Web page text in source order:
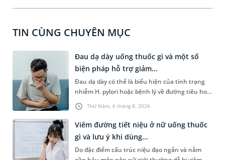
TIN CÙNG CHUYÊN MỤC
Thứ Năm, 6 tháng 8, 2026
Đau dạ dày uống thuốc gì và một số
biện pháp hỗ trợ giảm...
Đau dạ dày có thể là biểu hiện của tình trạng
nhiễm H. pylori hoặc bệnh lý về đường tiêu hoá
khác. Dựa theo nguyên nhân cụ thể, bác sĩ sẽ
cân nhắc chỉ định phương pháp điều trị, loại
thuốc giảm đau phù hợp. Nếu chưa biết người
bị đau dạ dày uống thuốc gì, bạn đọc có thể
tham khảo thông tin trong bài viết sau.
Viêm đường tiết niệu ở nữ uống thuốc
gì và lưu ý khi dùng...
Do đặc điểm cấu trúc niệu đạo ngắn và nằm